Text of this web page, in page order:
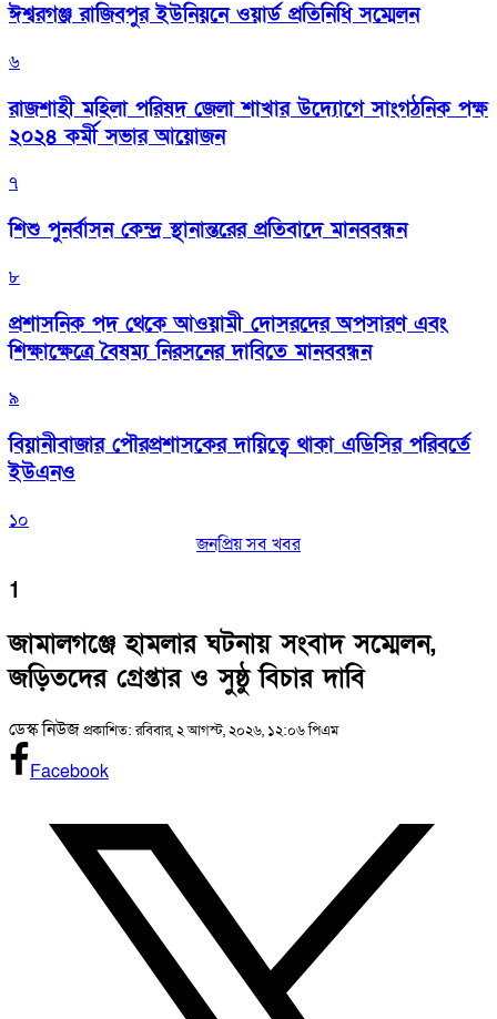
ঈশ্বরগঞ্জ রাজিবপুর ইউনিয়নে ওয়ার্ড প্রতিনিধি সম্মেলন
৬
রাজশাহী মহিলা পরিষদ জেলা শাখার উদ্যোগে সাংগঠনিক পক্ষ
২০২৪ কর্মী সভার আয়োজন
৭
শিশু পুনর্বাসন কেন্দ্র স্থানান্তরের প্রতিবাদে মানববন্ধন
৮
প্রশাসনিক পদ থেকে আওয়ামী দোসরদের অপসারণ এবং
শিক্ষাক্ষেত্রে বৈষম্য নিরসনের দাবিতে মানববন্ধন
৯
বিয়ানীবাজার পৌরপ্রশাসকের দায়িত্বে থাকা এডিসির পরিবর্তে
ইউএনও
১০
জনপ্রিয় সব খবর
1
জামালগঞ্জে হামলার ঘটনায় সংবাদ সম্মেলন,
জড়িতদের গ্রেপ্তার ও সুষ্ঠু বিচার দাবি
ডেস্ক নিউজপ্রকাশিত: রবিবার, ২ আগস্ট, ২০২৬, ১২:০৬ পিএম
Facebook